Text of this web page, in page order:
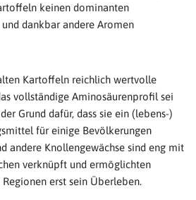
keinen dominanten
dankbar andere Aromen
Kartoffeln reichlich wertvolle
vollständige Aminosäurenprofil sei
Grund dafür, dass sie ein (lebens-)
für einige Bevölkerungen
andere Knollengewächse sind eng mit
verknüpft und ermöglichten
erst sein Überleben.